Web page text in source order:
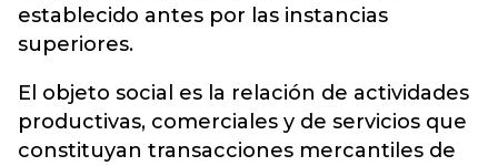
establecido antes por las instancias
superiores.
El objeto social es la relación de actividades
productivas, comerciales y de servicios que
constituyan transacciones mercantiles de